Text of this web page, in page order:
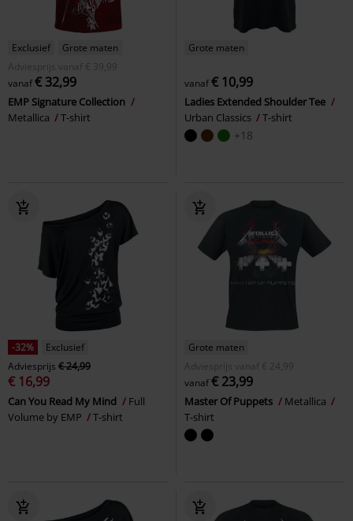
Exclusief
Grote maten
Adviesprijs
vanaf € 39,99
vanaf€ 32,99
EMP Signature Collection
Metallica
T-shirt
Grote maten
vanaf€ 10,99
Ladies Extended Shoulder Tee
Urban Classics
T-shirt
+18
-32%
Exclusief
Adviesprijs € 24,99
€ 16,99
Can You Read My Mind
Full
Volume by EMP
T-shirt
Grote maten
Adviesprijs
vanaf € 24,99
vanaf€ 23,99
Master Of Puppets
Metallica
T-shirt